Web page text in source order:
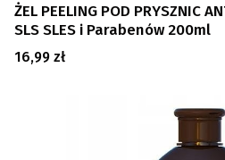
ŻEL PEELING POD PRYSZNIC
SLS SLES i Parabenów 200ml
Cena
16,99 zł